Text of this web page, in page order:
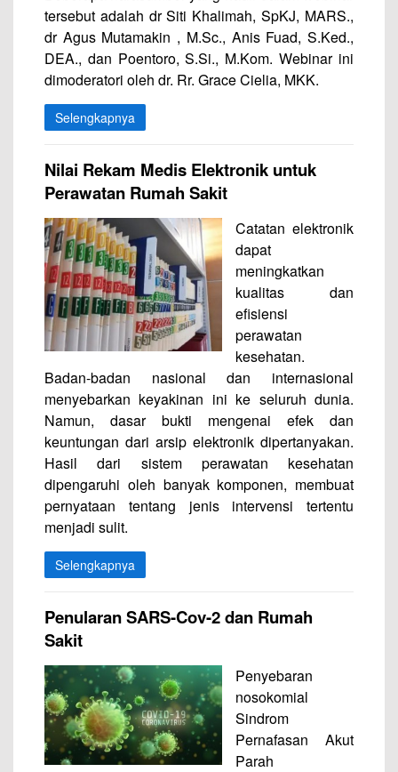
tersebut adalah dr Siti Khalimah, SpKJ, MARS.,
dr Agus Mutamakin , M.Sc., Anis Fuad, S.Ked.,
DEA., dan Poentoro, S.Si., M.Kom. Webinar ini
dimoderatori oleh dr. Rr. Grace Cielia, MKK.
Selengkapnya
Nilai Rekam Medis Elektronik untuk
Perawatan Rumah Sakit
Catatan elektronik
dapat
meningkatkan
kualitas dan
efisiensi
perawatan
kesehatan.
Badan-badan nasional dan internasional
menyebarkan keyakinan ini ke seluruh dunia.
Namun, dasar bukti mengenai efek dan
keuntungan dari arsip elektronik dipertanyakan.
Hasil dari sistem perawatan kesehatan
dipengaruhi oleh banyak komponen, membuat
pernyataan tentang jenis intervensi tertentu
menjadi sulit.
Selengkapnya
Penularan SARS-Cov-2 dan Rumah
Sakit
Penyebaran
nosokomial
Sindrom
Pernafasan Akut
Parah